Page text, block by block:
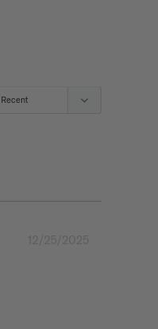
12/25/2025